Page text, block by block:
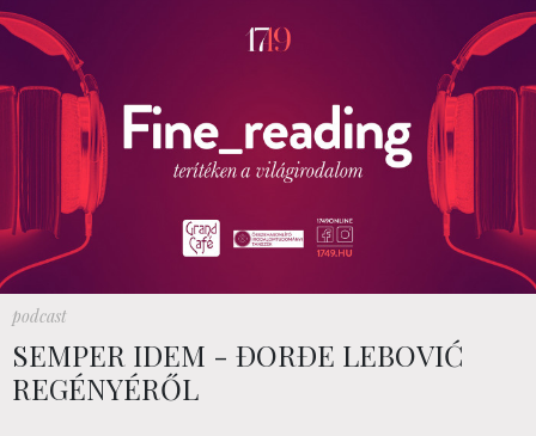
podcast
SEMPER IDEM - ĐORĐE LEBOVIĆ
REGÉNYÉRŐL